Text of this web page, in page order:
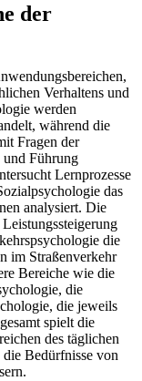
der
Verhaltens und
werden
während die
Fragen der
Führung
Lernprozesse
das
analysiert. Die
die
im Straßenverkehr
Bereiche wie die
die
die jeweils
spielt die
des täglichen
die Bedürfnisse von